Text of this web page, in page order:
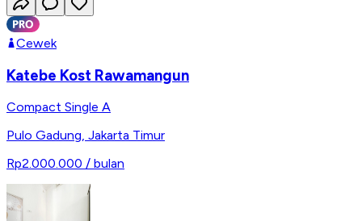
Cewek
Katebe Kost Rawamangun
Compact Single A
Pulo Gadung, Jakarta Timur
Rp2.000.000 / bulan